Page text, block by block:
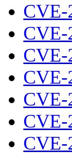
CVE-
CVE-
CVE-
CVE-
CVE-
CVE-
CVE-